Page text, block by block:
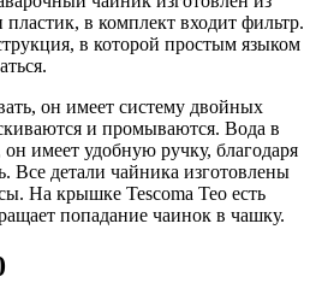
пластик, в комплект входит фильтр.
в которой простым языком
он имеет систему двойных
и промываются. Вода в
имеет удобную ручку, благодаря
Все детали чайника изготовлены
На крышке Tescoma Teo есть
попадание чаинок в чашку.